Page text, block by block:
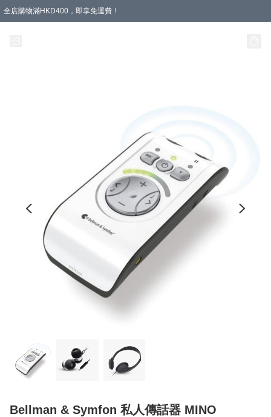
全店購物滿HKD400，即享免運費！
Bellman & Symfon 私人傳話器 MINO